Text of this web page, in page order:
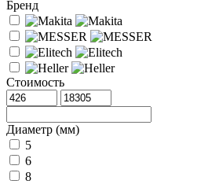
Бренд
Стоимость
Диаметр (мм)
5
6
8